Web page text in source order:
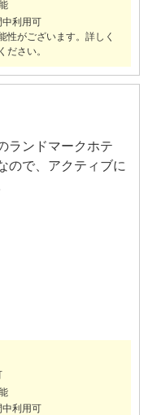
利用可
性がございます。詳しく
ださい。
ランドマークホテ
ので、アクティブに
利用可